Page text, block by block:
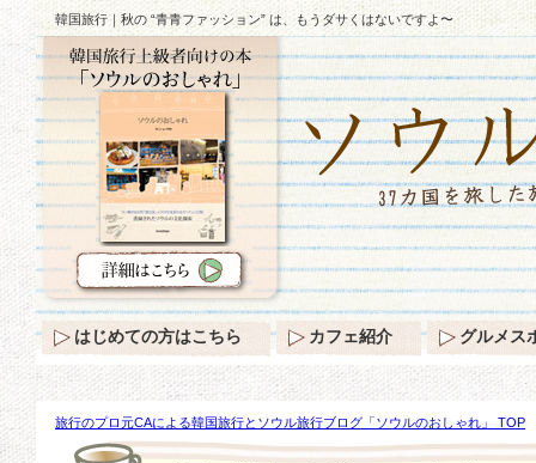
韓国旅行｜秋の “青青ファッション” は、もうダサくはないですよ〜
旅行のプロ元CAによる韓国旅行とソウル旅行ブログ「ソウルのおしゃれ」 TOP
ファッション” は、もうダサくはないですよ〜
はじめての方はこちら カフェ紹介 グルメス